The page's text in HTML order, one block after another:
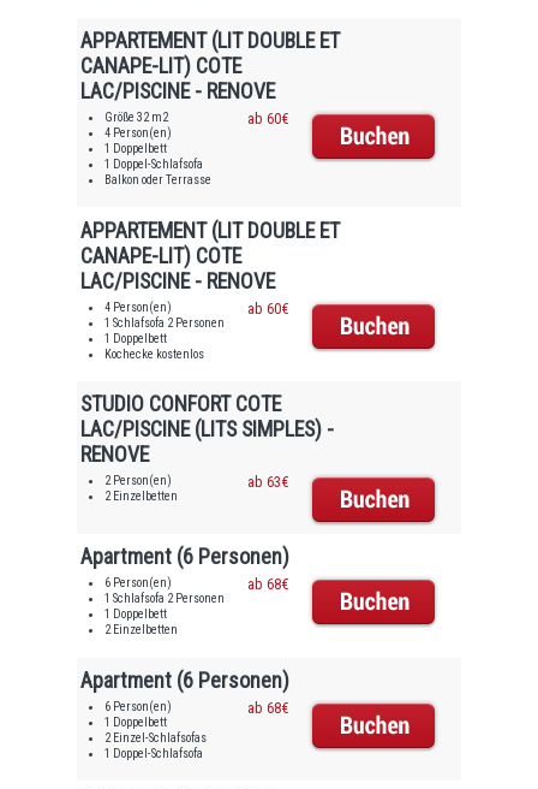
APPARTEMENT (LIT DOUBLE ET
CANAPE-LIT) COTE
LAC/PISCINE - RENOVE
Größe 32 m2
4 Person(en)
1 Doppelbett
1 Doppel-Schlafsofa
Balkon oder Terrasse
ab 60€
APPARTEMENT (LIT DOUBLE ET
CANAPE-LIT) COTE
LAC/PISCINE - RENOVE
4 Person(en)
1 Schlafsofa 2 Personen
1 Doppelbett
Kochecke kostenlos
ab 60€
STUDIO CONFORT COTE
LAC/PISCINE (LITS SIMPLES) -
RENOVE
2 Person(en)
2 Einzelbetten
ab 63€
Apartment (6 Personen)
6 Person(en)
1 Schlafsofa 2 Personen
1 Doppelbett
2 Einzelbetten
ab 68€
Apartment (6 Personen)
6 Person(en)
1 Doppelbett
2 Einzel-Schlafsofas
1 Doppel-Schlafsofa
ab 68€